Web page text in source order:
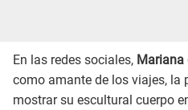
En las redes sociales, Mariana
como amante de los viajes, la
mostrar su escultural cuerpo